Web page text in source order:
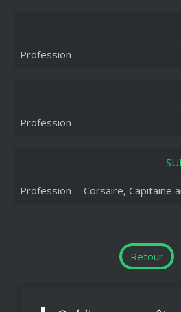
Corsaire, Capitaine
Retour